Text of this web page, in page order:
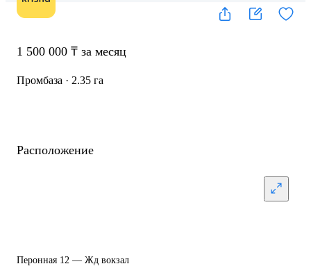
1 500 000 ₸ за месяц
Промбаза · 2.35 га
Расположение
Перонная 12 — Жд вокзал